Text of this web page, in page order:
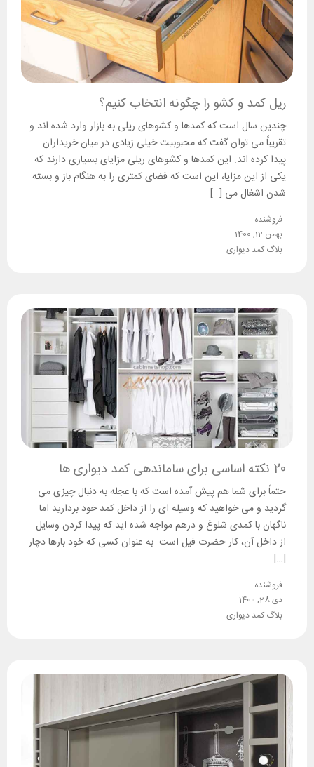
ریل کمد و کشو را چگونه انتخاب کنیم؟
چندین سال است که کمدها و کشوهای ریلی به بازار وارد شده اند و
تقریباً می توان گفت که محبوبیت خیلی زیادی در میان خریداران
پیدا کرده اند. این کمدها و کشوهای ریلی مزایای بسیاری دارند که
یکی از این مزایا، این است که فضای کمتری را به هنگام باز و بسته
شدن اشغال می […]
فروشنده
بهمن 12, 1400
بلاگ کمد دیواری
20 نکته اساسی برای ساماندهی کمد دیواری ها
حتماً برای شما هم پیش آمده است که با عجله به دنبال چیزی می
گردید و می خواهید که وسیله ای را از داخل کمد خود بردارید اما
ناگهان با کمدی شلوغ و درهم مواجه شده اید که پیدا کردن وسایل
از داخل آن، کار حضرت فیل است. به عنوان کسی که خود بارها دچار
[…]
فروشنده
دی 28, 1400
بلاگ کمد دیواری